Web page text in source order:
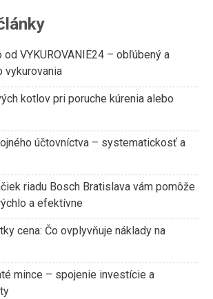
od VYKUROVANIE24 – obľúbený a
kotlov pri poruche kúrenia alebo
účtovníctva – systematickosť a
riadu Bosch Bratislava vám pomôže
a efektívne
cena: Čo ovplyvňuje náklady na
mince – spojenie investície a